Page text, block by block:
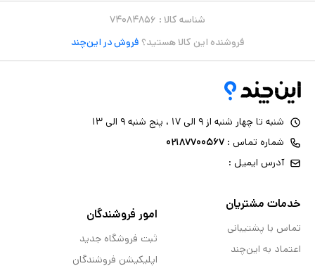
شناسه کالا : ۷۴۰۸۴۸۵۶
فروشنده این کالا هستید؟ فروش در این‌چند
شنبه تا چهار شنبه از ۹ الی ۱۷ ، پنج شنبه ۹ الی ۱۳
شماره تماس : ۰۲۱۸۷۷۰۰۵۶۷
آدرس ایمیل :
خدمات مشتریان
تماس با پشتیبانی
اعتماد به این‌چند
امور فروشندگان
ثبت فروشگاه جدید
اپلیکیشن فروشندگان